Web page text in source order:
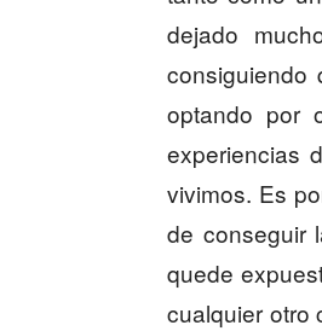
dejado
consiguiendo
optando por
experiencias
vivimos. Es
de conseguir
quede
cualquier otro